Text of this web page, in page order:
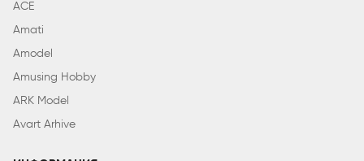
ACE
Amati
Amodel
Amusing Hobby
ARK Model
Avart Arhive